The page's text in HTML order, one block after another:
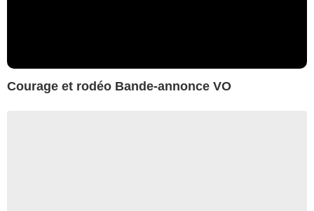
Courage et rodéo Bande-annonce VO